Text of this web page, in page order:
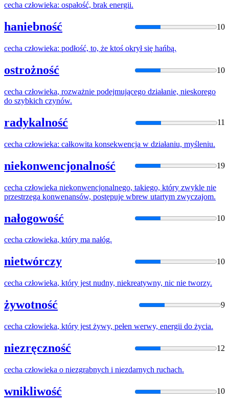
cecha człowieka: ospałość, brak energii.
haniebność 10
cecha człowieka: podłość, to, że ktoś okrył się hańbą.
ostrożność 10
cecha człowieka, rozważnie podejmującego działanie, nieskorego
do szybkich czynów.
radykalność 11
cecha człowieka: całkowita konsekwencja w działaniu, myśleniu.
niekonwencjonalność 19
cecha człowieka niekonwencjonalnego, takiego, który zwykle nie
przestrzega konwenansów, postępuje wbrew utartym zwyczajom.
nałogowość 10
cecha człowieka, który ma nałóg.
nietwórczy 10
cecha człowieka, który jest nudny, niekreatywny, nic nie tworzy.
żywotność 9
cecha człowieka, który jest żywy, pełen werwy, energii do życia.
niezręczność 12
cecha człowieka o niezgrabnych i niezdarnych ruchach.
wnikliwość 10